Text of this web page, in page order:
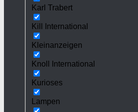
Karl Trabert
Kill International
Kleinanzeigen
Knoll International
Kurioses
Lampen